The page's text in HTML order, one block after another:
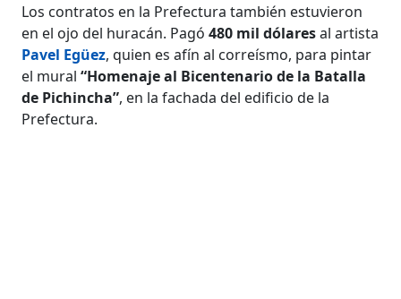
Los contratos en la Prefectura también estuvieron
en el ojo del huracán. Pagó480 mil dólaresal artista
Pavel Egüez, quien es afín al correísmo, para pintar
el mural “Homenaje al Bicentenario de la Batalla
de Pichincha”, en la fachada del edificio de la
Prefectura.